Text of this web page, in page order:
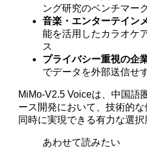
ング研究のベンチマー
音楽・エンターテイン
能を活用したカラオケ
ス
プライバシー重視の企
でデータを外部送信せ
MiMo-V2.5 Voiceは、中国語
ース開発において、技術的
同時に実現できる有力な選択
あわせて読みたい